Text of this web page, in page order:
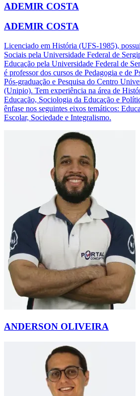
ADEMIR COSTA
ADEMIR COSTA
Licenciado em História (UFS-1985),
Sociais pela Universidade Federal de
Educação pela Universidade Federal de
é professor dos cursos de Pedagogia e de
Pós-graduação e Pesquisa do Centro
(Unipio). Tem experiência na área de
Educação, Sociologia da Educação e
ênfase nos seguintes eixos temáticos:
Escolar, Sociedade e Integralismo.
ANDERSON OLIVEIRA